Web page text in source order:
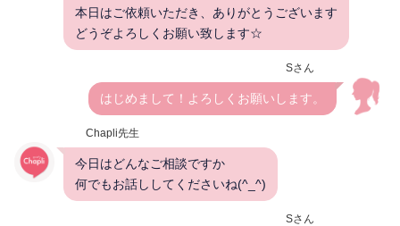
本日はご依頼いただき、ありがとうございます
どうぞよろしくお願い致します☆
Sさん
はじめまして！よろしくお願いします。
Chapli先生
今日はどんなご相談ですか
何でもお話ししてくださいね(^_^)
Sさん